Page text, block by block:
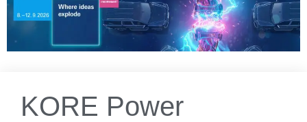
KORE Power